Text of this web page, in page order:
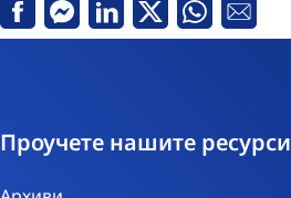
FacebookMessenger
Linkedin
X Whatsapp
Е-
Проучете нашите ресурси